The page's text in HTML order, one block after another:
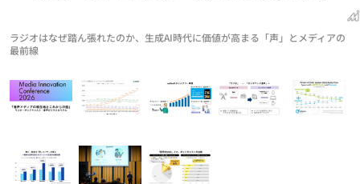
ラジオはなぜ踏ん張れたのか、生成AI時代に価値が高まる「声」とメディアの
最前線